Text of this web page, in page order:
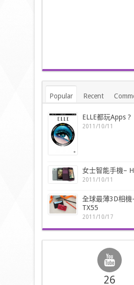
Popular Recent
ELLE都玩Apps ?
2011/10/11
女士智能手機–
2011/10/11
全球最薄3D相機
TX55
2011/10/17
26